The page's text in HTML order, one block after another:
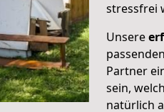
stressfrei
Unsere
Partner
sein,
natürlich